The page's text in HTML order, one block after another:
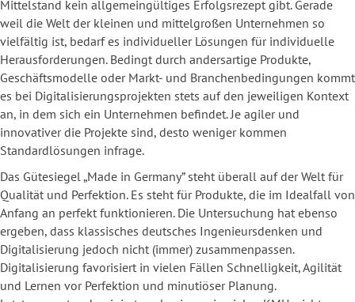
Mittelstand kein allgemeingültiges Erfolgsrezept gibt. Gerade
weil die Welt der kleinen und mittelgroßen Unternehmen so
vielfältig ist, bedarf es individueller Lösungen für individuelle
Herausforderungen. Bedingt durch andersartige Produkte,
Geschäftsmodelle oder Markt- und Branchenbedingungen kommt
es bei Digitalisierungsprojekten stets auf den jeweiligen Kontext
an, in dem sich ein Unternehmen befindet. Je agiler und
innovativer die Projekte sind, desto weniger kommen
Standardlösungen infrage.
Das Gütesiegel „Made in Germany” steht überall auf der Welt für
Qualität und Perfektion. Es steht für Produkte, die im Idealfall von
Anfang an perfekt funktionieren. Die Untersuchung hat ebenso
ergeben, dass klassisches deutsches Ingenieursdenken und
Digitalisierung jedoch nicht (immer) zusammenpassen.
Digitalisierung favorisiert in vielen Fällen Schnelligkeit, Agilität
und Lernen vor Perfektion und minutiöser Planung.